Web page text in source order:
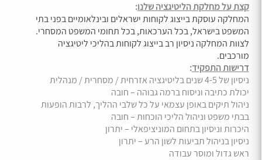
קצת על מחלקת הליטיגציה שלנו:
המחלקה עוסקת בייצוג לקוחות ישראלים ובינלאומיים בפני בתי
המשפט בישראל, בכל הערכאות, בכל תחומי המשפט המסחרי.
לצוות המחלקה ניסיון רב בייצוג לקוחות בהליכי ליטיגציה
מורכבים.
דרישות התפקיד:
ניסיון של 4-5 שנים בליטיגציה אזרחית / מסחרית / מנהלית
יכולת כתיבה וניסוח ברמה גבוהה – חובה
ניהול תיקים באופן עצמאי על כל שלבי ההליך, לרבות הופעות
בבתי משפט וניהול הליכי הוכחות – חובה
היכרות וניסיון בתחום המוניציפאלי – יתרון
ניסיון בניהול תביעות לשון הרע – יתרון
ראש גדול ומוסר עבודה